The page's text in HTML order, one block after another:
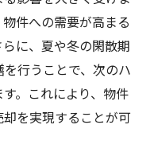
件への需要が高まる
に、夏や冬の閑散期
行うことで、次のハ
。これにより、物件
を実現することが可